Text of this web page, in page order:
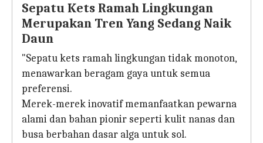
Sepatu Kets Ramah Lingkungan
Merupakan Tren Yang Sedang Naik
Daun
"Sepatu kets ramah lingkungan tidak monoton,
menawarkan beragam gaya untuk semua
preferensi.
Merek-merek inovatif memanfaatkan pewarna
alami dan bahan pionir seperti kulit nanas dan
busa berbahan dasar alga untuk sol.